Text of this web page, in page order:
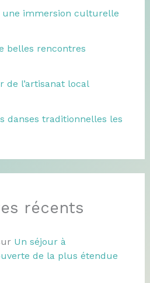
immersion culturelle
belles rencontres
de l’artisanat local
danses traditionnelles les
récents
Un séjour à
de la plus étendue